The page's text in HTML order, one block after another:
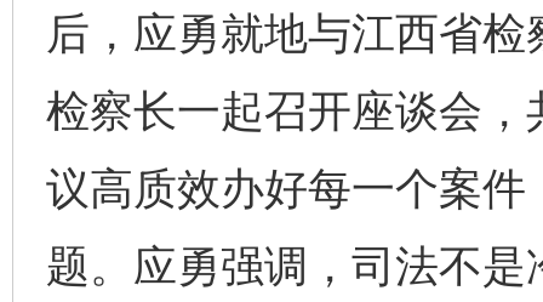
后，应勇就地与江西省
检察长一起召开座谈会
议高质效办好每一个案
题。应勇强调，司法不